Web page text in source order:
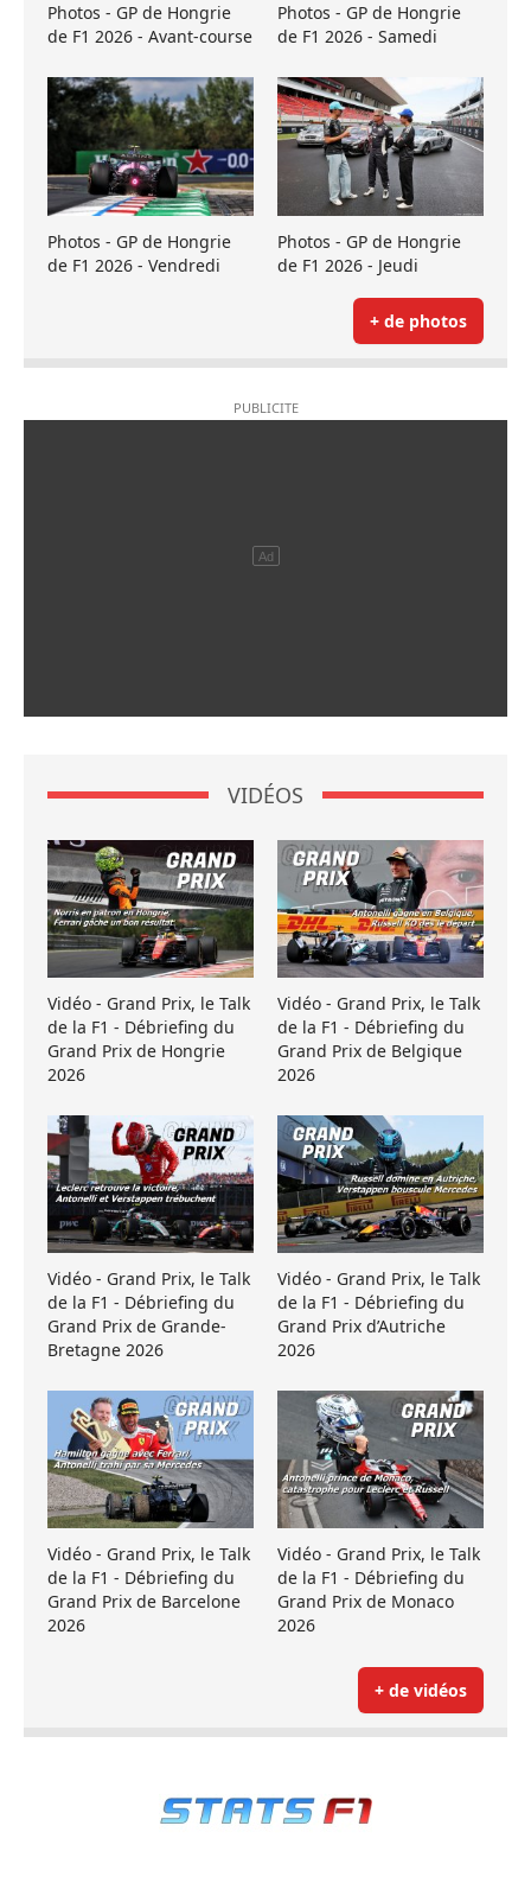
Photos - GP de Hongrie
de F1 2026 - Avant-course
Photos - GP de Hongrie
de F1 2026 - Samedi
Photos - GP de Hongrie
de F1 2026 - Vendredi
Photos - GP de Hongrie
de F1 2026 - Jeudi
+ de photos
VIDÉOS
Vidéo - Grand Prix, le Talk
de la F1 - Débriefing du
Grand Prix de Hongrie
2026
Vidéo - Grand Prix, le Talk
de la F1 - Débriefing du
Grand Prix de Belgique
2026
Vidéo - Grand Prix, le Talk
de la F1 - Débriefing du
Grand Prix de Grande-
Bretagne 2026
Vidéo - Grand Prix, le Talk
de la F1 - Débriefing du
Grand Prix d’Autriche
2026
Vidéo - Grand Prix, le Talk
de la F1 - Débriefing du
Grand Prix de Barcelone
2026
Vidéo - Grand Prix, le Talk
de la F1 - Débriefing du
Grand Prix de Monaco
2026
+ de vidéos